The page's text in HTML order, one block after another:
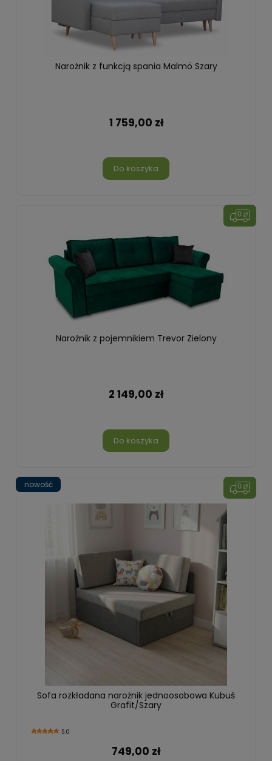
Narożnik z funkcją spania Malmö Szary
1 759,00 zł
Do koszyka
Narożnik z pojemnikiem Trevor Zielony
2 149,00 zł
Do koszyka
Sofa rozkładana narożnik jednoosobowa Kubuś
Grafit/Szary
5.0
749,00 zł
nowość